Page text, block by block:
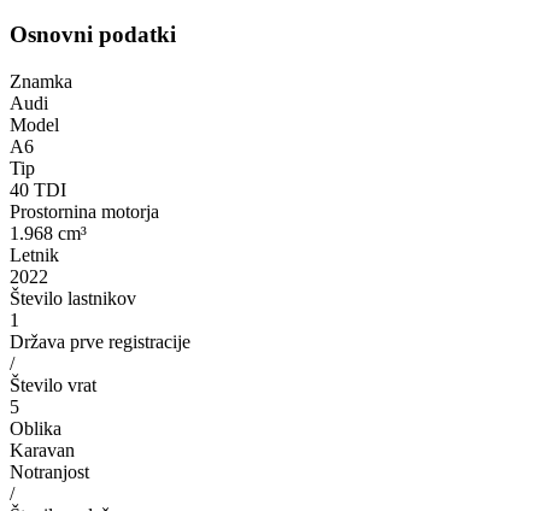
Osnovni podatki
Znamka
Audi
Model
A6
Tip
40 TDI
Prostornina motorja
1.968 cm³
Letnik
2022
Število lastnikov
1
Država prve registracije
/
Število vrat
5
Oblika
Karavan
Notranjost
/